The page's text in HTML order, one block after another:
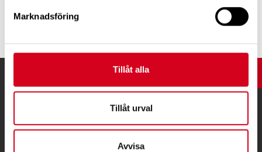
Marknadsföring
Tillåt alla
Tillåt urval
Avvisa
Tipsa